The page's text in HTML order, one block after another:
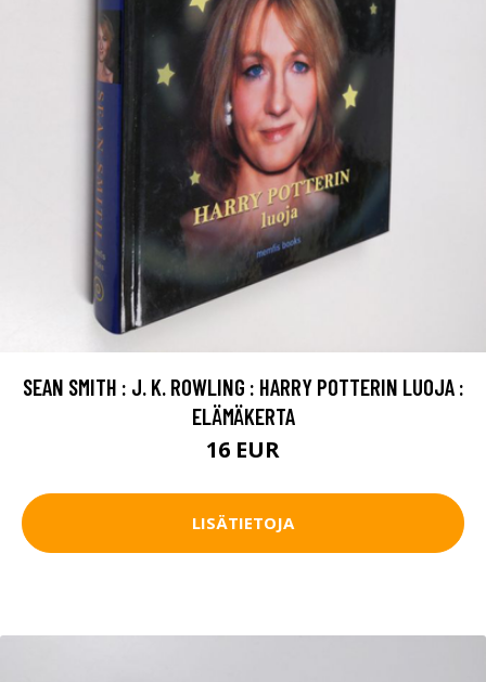
SEAN SMITH : J. K. ROWLING : HARRY POTTERIN LUOJA :
ELÄMÄKERTA
16 EUR
LISÄTIETOJA